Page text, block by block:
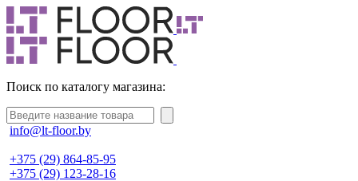
Поиск по каталогу магазина:
info@lt-floor.by
+375 (29) 864-85-95
+375 (29) 123-28-16